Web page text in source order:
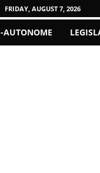
FRIDAY, AUGUST 7, 2026
AUTONOME